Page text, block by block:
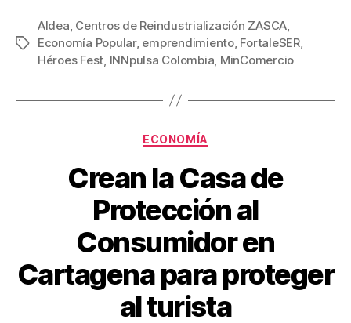
c
e
o
tt
er
ail er
e
m
p
tir
Etiquetas
Aldea Centros de Reindustrialización ZASCA
Economía Popular, emprendimiento, FortaleSER,
Héroes Fest INNpulsa Colombia MinComercio
Categorías
ECONOMÍA
Crean la Casa de
Protección al
Consumidor en
Cartagena para proteger
al turista